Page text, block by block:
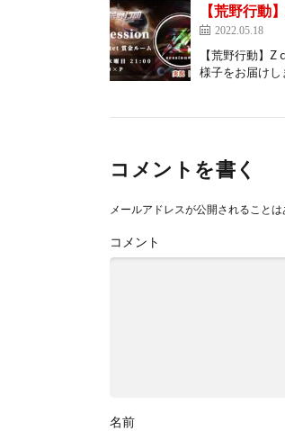
【荒野行動
2022.05.18
【荒野行動】
様子をお届け
コメントを書く
メールアドレスが公開されることは
コメント
名前